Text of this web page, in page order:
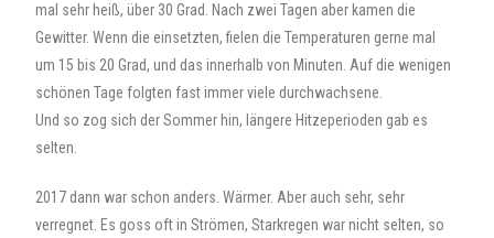
mal sehr heiß, über 30 Grad. Nach zwei Tagen aber kamen die
Gewitter. Wenn die einsetzten, fielen die Temperaturen gerne mal
um 15 bis 20 Grad, und das innerhalb von Minuten. Auf die wenigen
schönen Tage folgten fast immer viele durchwachsene.
Und so zog sich der Sommer hin, längere Hitzeperioden gab es
selten.
2017 dann war schon anders. Wärmer. Aber auch sehr, sehr
verregnet. Es goss oft in Strömen, Starkregen war nicht selten, so